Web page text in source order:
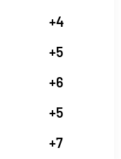
+4
+5
+6
+5
+7